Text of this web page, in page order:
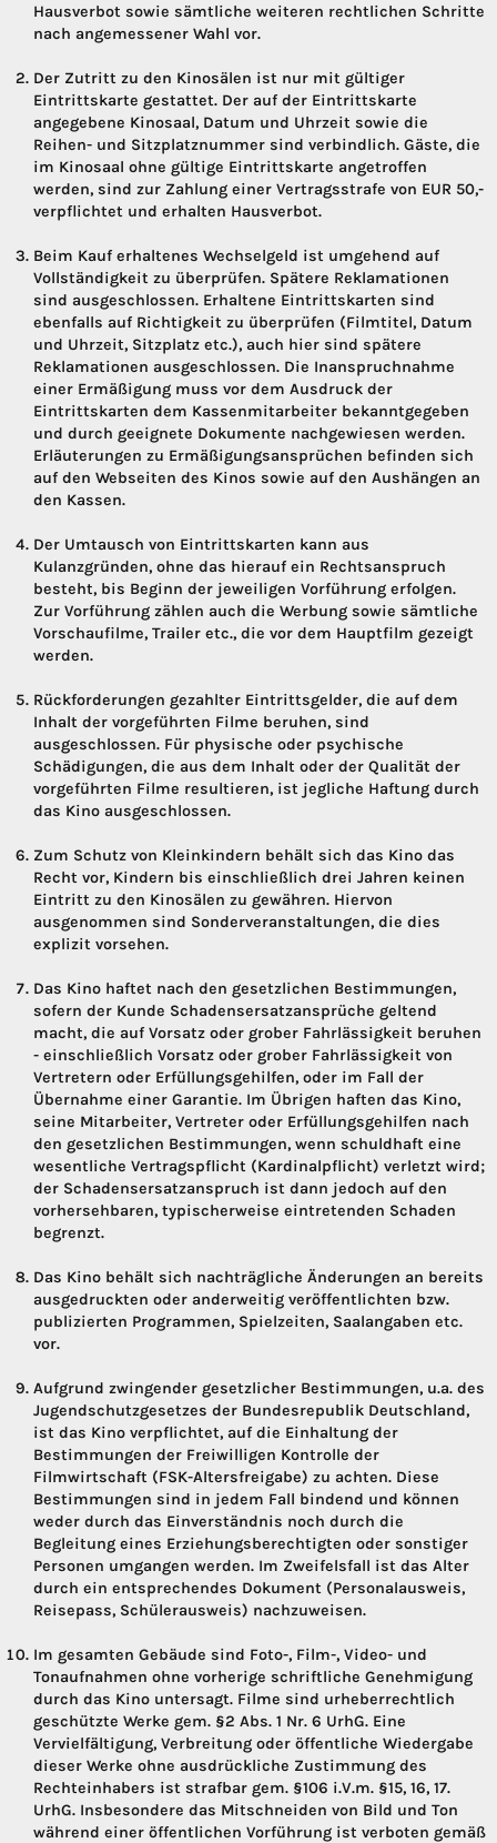
Hausverbot sowie sämtliche weiteren rechtlichen Schritte
nach angemessener Wahl vor.
Der Zutritt zu den Kinosälen ist nur mit gültiger
Eintrittskarte gestattet. Der auf der Eintrittskarte
angegebene Kinosaal, Datum und Uhrzeit sowie die
Reihen- und Sitzplatznummer sind verbindlich. Gäste, die
im Kinosaal ohne gültige Eintrittskarte angetroffen
werden, sind zur Zahlung einer Vertragsstrafe von EUR 50,-
verpflichtet und erhalten Hausverbot.
Beim Kauf erhaltenes Wechselgeld ist umgehend auf
Vollständigkeit zu überprüfen. Spätere Reklamationen
sind ausgeschlossen. Erhaltene Eintrittskarten sind
ebenfalls auf Richtigkeit zu überprüfen (Filmtitel, Datum
und Uhrzeit, Sitzplatz etc.), auch hier sind spätere
Reklamationen ausgeschlossen. Die Inanspruchnahme
einer Ermäßigung muss vor dem Ausdruck der
Eintrittskarten dem Kassenmitarbeiter bekanntgegeben
und durch geeignete Dokumente nachgewiesen werden.
Erläuterungen zu Ermäßigungsansprüchen befinden sich
auf den Webseiten des Kinos sowie auf den Aushängen an
den Kassen.
Der Umtausch von Eintrittskarten kann aus
Kulanzgründen, ohne das hierauf ein Rechtsanspruch
besteht, bis Beginn der jeweiligen Vorführung erfolgen.
Zur Vorführung zählen auch die Werbung sowie sämtliche
Vorschaufilme, Trailer etc., die vor dem Hauptfilm gezeigt
werden.
Rückforderungen gezahlter Eintrittsgelder, die auf dem
Inhalt der vorgeführten Filme beruhen, sind
ausgeschlossen. Für physische oder psychische
Schädigungen, die aus dem Inhalt oder der Qualität der
vorgeführten Filme resultieren, ist jegliche Haftung durch
das Kino ausgeschlossen.
Zum Schutz von Kleinkindern behält sich das Kino das
Recht vor, Kindern bis einschließlich drei Jahren keinen
Eintritt zu den Kinosälen zu gewähren. Hiervon
ausgenommen sind Sonderveranstaltungen, die dies
explizit vorsehen.
Das Kino haftet nach den gesetzlichen Bestimmungen,
sofern der Kunde Schadensersatzansprüche geltend
macht, die auf Vorsatz oder grober Fahrlässigkeit beruhen
- einschließlich Vorsatz oder grober Fahrlässigkeit von
Vertretern oder Erfüllungsgehilfen, oder im Fall der
Übernahme einer Garantie. Im Übrigen haften das Kino,
seine Mitarbeiter, Vertreter oder Erfüllungsgehilfen nach
den gesetzlichen Bestimmungen, wenn schuldhaft eine
wesentliche Vertragspflicht (Kardinalpflicht) verletzt wird;
der Schadensersatzanspruch ist dann jedoch auf den
vorhersehbaren, typischerweise eintretenden Schaden
begrenzt.
Das Kino behält sich nachträgliche Änderungen an bereits
ausgedruckten oder anderweitig veröffentlichten bzw.
publizierten Programmen, Spielzeiten, Saalangaben etc.
vor.
Aufgrund zwingender gesetzlicher Bestimmungen, u.a. des
Jugendschutzgesetzes der Bundesrepublik Deutschland,
ist das Kino verpflichtet, auf die Einhaltung der
Bestimmungen der Freiwilligen Kontrolle der
Filmwirtschaft (FSK-Altersfreigabe) zu achten. Diese
Bestimmungen sind in jedem Fall bindend und können
weder durch das Einverständnis noch durch die
Begleitung eines Erziehungsberechtigten oder sonstiger
Personen umgangen werden. Im Zweifelsfall ist das Alter
durch ein entsprechendes Dokument (Personalausweis,
Reisepass, Schülerausweis) nachzuweisen.
Im gesamten Gebäude sind Foto-, Film-, Video- und
Tonaufnahmen ohne vorherige schriftliche Genehmigung
durch das Kino untersagt. Filme sind urheberrechtlich
geschützte Werke gem. §2 Abs. 1 Nr. 6 UrhG. Eine
Vervielfältigung, Verbreitung oder öffentliche Wiedergabe
dieser Werke ohne ausdrückliche Zustimmung des
Rechteinhabers ist strafbar gem. §106 i.V.m. §15, 16, 17.
UrhG. Insbesondere das Mitschneiden von Bild und Ton
während einer öffentlichen Vorführung ist verboten gemäß